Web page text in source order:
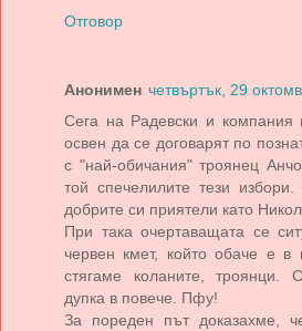
Отговор
Анонимен четвъртък, 29
Сега на Радевски и
освен да се договарят по
с "най-обичания" троянец
той спечелилите тези
добрите си приятели като
При така очертаващата се
червен кмет, който обаче е в
стягаме коланите,
дупка в повече. Пфу!
За пореден път доказахме,